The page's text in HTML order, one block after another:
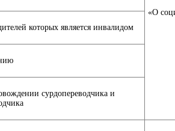
«О
которых является инвалидом
сурдопереводчика и